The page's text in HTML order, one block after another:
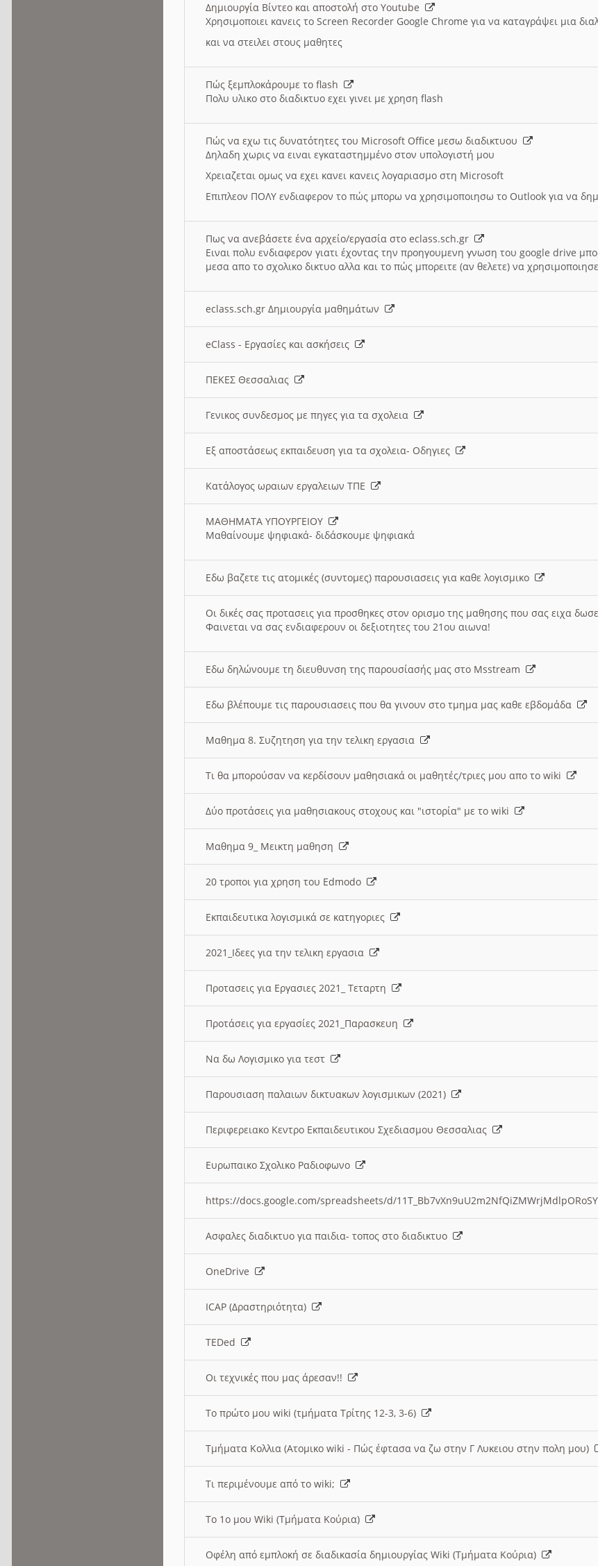
Δημιουργία Βίντεο και αποστολή στο Youtube
Χρησιμοποιει κανεις το Screen Recorder Google Chrome για να καταγράψει μια
και να στειλει στους μαθητες
Πώς ξεμπλοκάρουμε το flash
Πολυ υλικο στο διαδικτυο εχει γινει με χρηση flash
Πώς να εχω τις δυνατότητες του Microsoft Office μεσω διαδικτυου
Δηλαδη χωρις να ειναι εγκαταστημμένο στον υπολογιστή μου
Χρειαζεται ομως να εχει κανει κανεις λογαριασμο στη Microsoft
Επιπλεον ΠΟΛΥ ενδιαφερον το πώς μπορω να χρησιμοποιησω το Outlook για να
Πως να ανεβάσετε ένα αρχείο/εργασία στο eclass.sch.gr
Ειναι πολυ ενδιαφερον γιατι έχοντας την προηγουμενη γνωση του google drive
μεσα απο το σχολικο δικτυο αλλα και το πώς μπορειτε (αν θελετε) να
eclass.sch.gr Δημιουργία μαθημάτων
eClass - Εργασίες και ασκήσεις
ΠΕΚΕΣ Θεσσαλιας
Γενικος συνδεσμος με πηγες για τα σχολεια
Εξ αποστάσεως εκπαιδευση για τα σχολεια- Οδηγιες
Κατάλογος ωραιων εργαλειων ΤΠΕ
ΜΑΘΗΜΑΤΑ ΥΠΟΥΡΓΕΙΟΥ
Μαθαίνουμε ψηφιακά- διδάσκουμε ψηφιακά
Εδω βαζετε τις ατομικές (συντομες) παρουσιασεις για καθε λογισμικο
Οι δικές σας προτασεις για προσθηκες στον ορισμο της μαθησης που σας ειχα
Φαινεται να σας ενδιαφερουν οι δεξιοτητες του 21ου αιωνα!
Εδω δηλώνουμε τη διευθυνση της παρουσίασής μας στο Msstream
Εδω βλέπουμε τις παρουσιασεις που θα γινουν στο τμημα μας καθε εβδομάδα
Μαθημα 8. Συζητηση για την τελικη εργασια
Τι θα μπορούσαν να κερδίσουν μαθησιακά οι μαθητές/τριες μου απο το wiki
Δύο προτάσεις για μαθησιακους στοχους και "ιστορία" με το wiki
Μαθημα 9_ Μεικτη μαθηση
20 τροποι για χρηση του Edmodo
Εκπαιδευτικα λογισμικά σε κατηγοριες
2021_Ιδεες για την τελικη εργασια
Προτασεις για Εργασιες 2021_ Τεταρτη
Προτάσεις για εργασίες 2021_Παρασκευη
Να δω Λογισμικο για τεστ
Παρουσιαση παλαιων δικτυακων λογισμικων (2021)
Περιφερειακο Κεντρο Εκπαιδευτικου Σχεδιασμου Θεσσαλιας
Ευρωπαικο Σχολικο Ραδιοφωνο
https://docs.google.com/spreadsheets/d/
Ασφαλες διαδικτυο για παιδια- τοπος στο διαδικτυο
OneDrive
ICAP (Δραστηριότητα)
TEDed
Οι τεχνικές που μας άρεσαν!!
Το πρώτο μου wiki (τμήματα Τρίτης 12-3, 3-6)
Τμήματα Κολλια (Ατομικο wiki - Πώς έφτασα να ζω στην Γ Λυκειου στην πολη μου)
Τι περιμένουμε από το wiki;
Το 1ο μου Wiki (Τμήματα Κούρια)
Οφέλη από εμπλοκή σε διαδικασία δημιουργίας Wiki (Τμήματα Κούρια)